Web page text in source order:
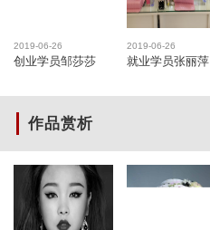
2019-06-26
创业学员邹莎莎
2019-06-26
就业学员张丽萍
作品赏析